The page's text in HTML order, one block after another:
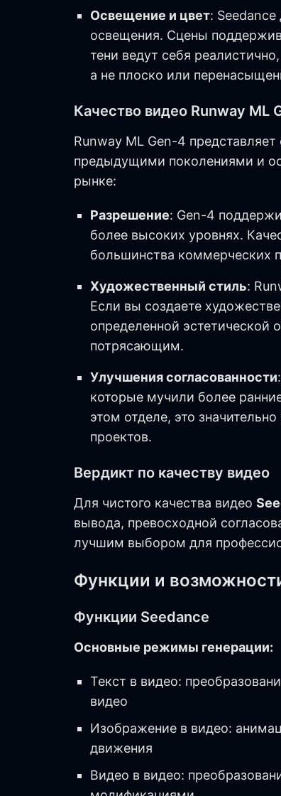
Освещение и цвет:
освещения. Сцены
тени ведут себя
а не плоско или
Качество видео Runway ML
Runway ML Gen-4
предыдущими поколениями и
рынке:
Разрешение: Gen-4
более высоких уровнях.
большинства коммерческих
Художественный стиль:
Если вы создаете
определенной
потрясающим.
Улучшения согласованности
которые мучили более
этом отделе, это
проектов.
Вердикт по качеству видео
Для чистого качества видео
вывода, превосходной
лучшим выбором для
Функции и
Функции Seedance
Основные режимы генерации:
Текст в видео:
видео
Изображение в видео:
движения
Видео в видео: